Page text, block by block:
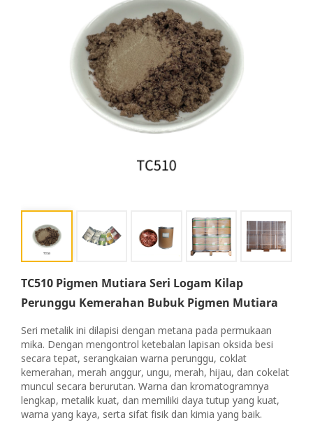
TC510 Pigmen Mutiara Seri Logam Kilap
Perunggu Kemerahan Bubuk Pigmen Mutiara
Seri metalik ini dilapisi dengan metana pada permukaan
mika. Dengan mengontrol ketebalan lapisan oksida besi
secara tepat, serangkaian warna perunggu, coklat
kemerahan, merah anggur, ungu, merah, hijau, dan cokelat
muncul secara berurutan. Warna dan kromatogramnya
lengkap, metalik kuat, dan memiliki daya tutup yang kuat,
warna yang kaya, serta sifat fisik dan kimia yang baik.